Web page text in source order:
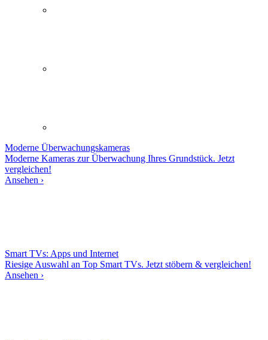
Moderne Überwachungskameras
Moderne Kameras zur Überwachung Ihres Grundstück. Jetzt
vergleichen!
Ansehen ›
Smart TVs: Apps und Internet
Riesige Auswahl an Top Smart TVs. Jetzt stöbern & vergleichen!
Ansehen ›